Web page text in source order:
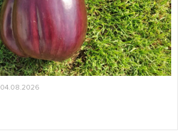
04.08.2026